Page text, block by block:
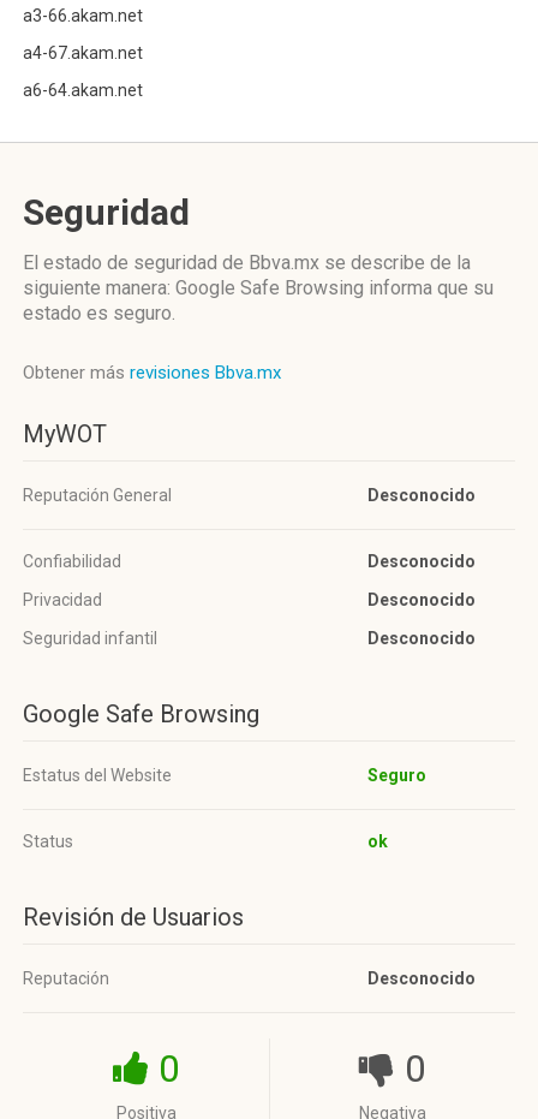
a3-66.akam.net
a4-67.akam.net
a6-64.akam.net
Seguridad
El estado de seguridad de Bbva.mx se describe de la
siguiente manera: Google Safe Browsing informa que su
estado es seguro.
Obtener más revisiones Bbva.mx
MyWOT
Reputación General Desconocido
Confiabilidad
Desconocido
Privacidad
Desconocido
Seguridad infantil
Desconocido
Google Safe Browsing
Estatus del Website Seguro
Status ok
Revisión de Usuarios
Reputación Desconocido
0
Positiva
0
Negativa